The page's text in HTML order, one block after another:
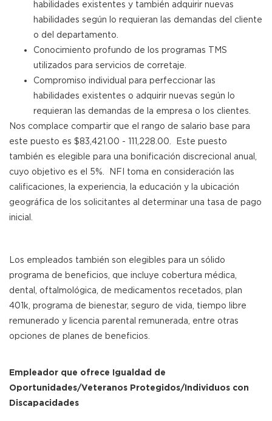
habilidades existentes y también adquirir nuevas
habilidades según lo requieran las demandas del cliente
o del departamento.
Conocimiento profundo de los programas TMS
utilizados para servicios de corretaje.
Compromiso individual para perfeccionar las
habilidades existentes o adquirir nuevas según lo
requieran las demandas de la empresa o los clientes.
Nos complace compartir que el rango de salario base para
este puesto es $83,421.00 - 111,228.00. Este puesto
también es elegible para una bonificación discrecional anual,
cuyo objetivo es el 5%. NFI toma en consideración las
calificaciones, la experiencia, la educación y la ubicación
geográfica de los solicitantes al determinar una tasa de pago
inicial.
Los empleados también son elegibles para un sólido
programa de beneficios, que incluye cobertura médica,
dental, oftalmológica, de medicamentos recetados, plan
401k, programa de bienestar, seguro de vida, tiempo libre
remunerado y licencia parental remunerada, entre otras
opciones de planes de beneficios.
Empleador que ofrece Igualdad de
Oportunidades/Veteranos Protegidos/Individuos con
Discapacidades